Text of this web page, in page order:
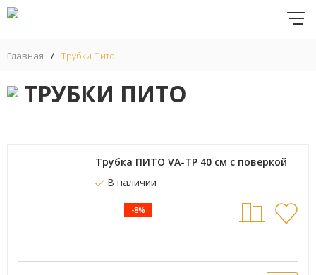
Главная / Трубки Пито
ТРУБКИ ПИТО
Трубка ПИТО VA-TP 40 см с поверкой
В наличии
-8%